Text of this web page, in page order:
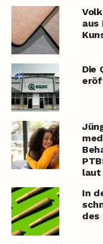
aus
Die
laut
In
des